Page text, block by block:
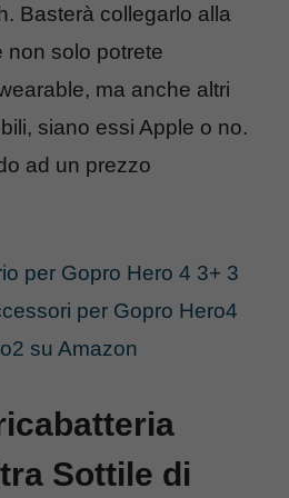
Basterà collegarlo alla
non solo potrete
ma anche altri
siano essi Apple o no.
ad un prezzo
per Gopro Hero 4 3+ 3
per Gopro Hero4
su Amazon
Sottile di